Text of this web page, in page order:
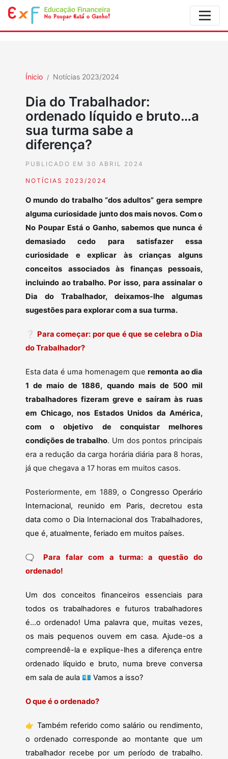
Ínicio Notícias 2023/2024
Dia do Trabalhador:
ordenado líquido e bruto…a
sua turma sabe a
diferença?
PUBLICADO EM 30 ABRIL 2024
NOTÍCIAS 2023/2024
O mundo do trabalho “dos adultos” gera sempre
alguma curiosidade junto dos mais novos. Com o
No Poupar Está o Ganho, sabemos que nunca é
demasiado cedo para satisfazer essa
curiosidade e explicar às crianças alguns
conceitos associados às finanças pessoais,
incluindo ao trabalho. Por isso, para assinalar o
Dia do Trabalhador, deixamos-lhe algumas
sugestões para explorar com a sua turma.
❔ Para começar: por que é que se celebra o Dia
do Trabalhador?
Esta data é uma homenagem queremonta ao dia
1 de maio de 1886, quando mais de 500 mil
trabalhadores fizeram greve e saíram às ruas
em Chicago, nos Estados Unidos da América,
com o objetivo de conquistar melhores
condições de trabalho. Um dos pontos principais
era a redução da carga horária diária para 8 horas,
já que chegava a 17 horas em muitos casos.
Posteriormente, em 1889,o Congresso Operário
Internacional, reunido em Paris, decretou esta
data como o Dia Internacional dos Trabalhadores,
que é, atualmente, feriado em muitos países.
🗨
Para falar com a turma: a questão do
ordenado!
Um dos conceitos financeiros essenciais para
todos os trabalhadores e futuros trabalhadores
é…o ordenado! Uma palavra que, muitas vezes,
os mais pequenos ouvem em casa. Ajude-os a
compreendê-la e explique-lhes a diferença entre
ordenado líquido e bruto, numa breve conversa
em sala de aula 💶 Vamos a isso?
O que é o ordenado?
👉 Também referido como salário ou rendimento,
o ordenado corresponde ao montante que um
trabalhador recebe por um período de trabalho.